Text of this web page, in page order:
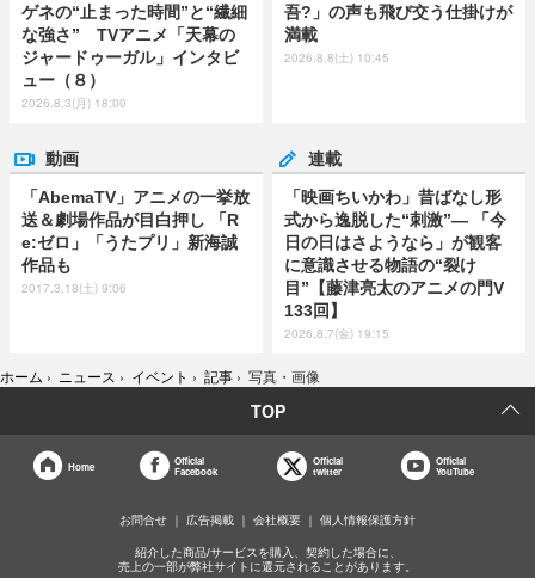
ゲネの“止まった時間”と“繊細
な強さ” TVアニメ「天幕の
ジャードゥーガル」インタビ
ュー（８）
2026.8.3(月) 18:00
吾?」の声も飛び交う仕掛けが
満載
2026.8.8(土) 10:45
動画
「AbemaTV」アニメの一挙放
送＆劇場作品が目白押し 「R
e:ゼロ」「うたプリ」新海誠
作品も
2017.3.18(土) 9:06
連載
「映画ちいかわ」昔ばなし形
式から逸脱した“刺激”― 「今
日の日はさようなら」が観客
に意識させる物語の“裂け
目”【藤津亮太のアニメの門V
133回】
2026.8.7(金) 19:15
ホーム › ニュース › イベント › 記事 › 写真・画像
TOP
Home
Official
Facebook
Official
twitter
Official
YouTube
お問合せ 広告掲載 会社概要 個人情報保護方針
紹介した商品/サービスを購入、契約した場合に、
売上の一部が弊社サイトに還元されることがあります。